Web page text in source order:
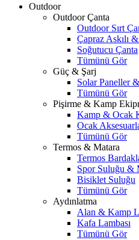
Outdoor
Outdoor Çanta
Outdoor Sırt
Çapraz Askılı
Soğutucu Çanta
Tümünü Gör
Güç & Şarj
Solar Paneller
Tümünü Gör
Pişirme & Kamp
Kamp & Ocak
Ocak
Tümünü Gör
Termos & Matara
Termos
Spor Suluğu &
Bisiklet Suluğu
Tümünü Gör
Aydınlatma
Alan & Kamp
Kafa Lambası
Tümünü Gör